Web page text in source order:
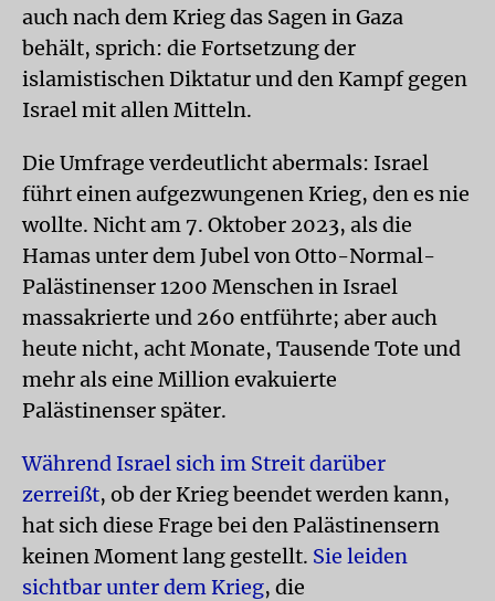
auch nach dem Krieg das Sagen in Gaza
behält, sprich: die Fortsetzung der
islamistischen Diktatur und den Kampf gegen
Israel mit allen Mitteln.
Die Umfrage verdeutlicht abermals: Israel
führt einen aufgezwungenen Krieg, den es nie
wollte. Nicht am 7. Oktober 2023, als die
Hamas unter dem Jubel von Otto-Normal-
Palästinenser 1200 Menschen in Israel
massakrierte und 260 entführte; aber auch
heute nicht, acht Monate, Tausende Tote und
mehr als eine Million evakuierte
Palästinenser später.
Während Israel sich im Streit darüber
zerreißt, ob der Krieg beendet werden kann,
hat sich diese Frage bei den Palästinensern
keinen Moment lang gestellt. Sie leiden
sichtbar unter dem Krieg, die